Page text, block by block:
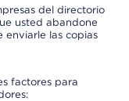
del directorio
usted abandone
enviarle las copias
factores para